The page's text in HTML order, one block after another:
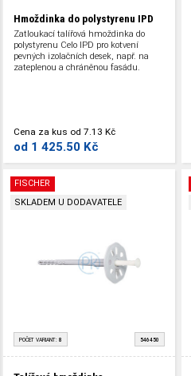
Hmoždinka do polystyrenu IPD
Zatloukací talířová hmoždinka do
polystyrenu Celo IPD pro kotvení
pevných izolačních desek, např. na
zateplenou a chráněnou fasádu.
Cena za kus od 7.13 Kč
od 1 425.50 Kč
FISCHER
SKLADEM U DODAVATELE
POČET VARIANT: 8 546450